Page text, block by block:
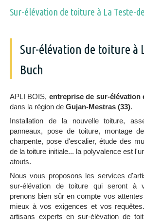
Sur-élévation de toiture à La Teste-
Sur-élévation de toiture à
Buch
APLI BOIS, entreprise de sur-élévation
dans la région de Gujan-Mestras (33).
Installation de la nouvelle toiture,
panneaux, pose de toiture, montage
charpente, pose d'escalier, étude des
de la toiture initiale... la polyvalence est
atouts.
Nous vous proposons les services
sur-élévation de toiture qui seront à
prenons bien sûr en compte vos
mieux à vos exigences et vos
artisans experts en sur-élévation de